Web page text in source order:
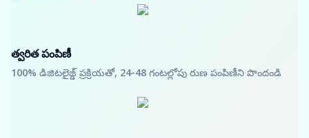
త్వరిత పంపిణీ
100% డిజిటలైజ్డ్ ప్రక్రియతో, 24-48 గంటల్లోపు రుణ పంపిణీని పొందండి